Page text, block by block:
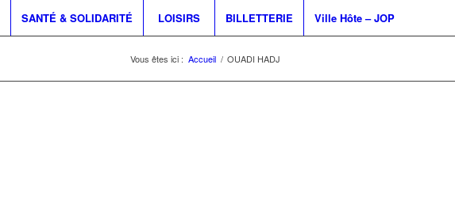
SANTÉ & SOLIDARITÉ LOISIRS BILLETTERIE Ville Hôte – JOP
Vous êtes ici : Accueil / OUADI HADJ